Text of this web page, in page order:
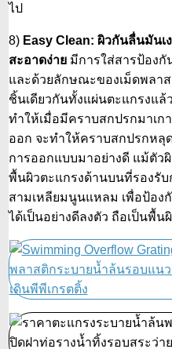
ไป
8) Easy Clean: ผิวกันลื่นมัน
สะอาดง่าย มีการใส่สารป้องกั
และด้วยลักษณะของเม็ดพลา
ชิ้นเดียวกันทั้งแผ่นตะแกรงแล้
ทำให้เมื่อมีคราบสกปรกมาเก
ออก จะทำให้คราบสกปรกหลุ
การออกแบบมาอย่างดี แม้ตัว
พื้นผิวตะแกรงด้านบนที่รองรับ
สามเหลียมนูนแหลม เพื่อป้อง
ได้เป็นอย่างดีลงตัว ถือเป็นพื้น